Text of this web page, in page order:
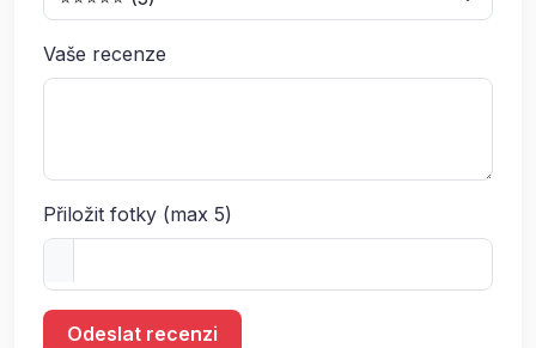
Vaše recenze
Přiložit fotky (max 5)
Odeslat recenzi